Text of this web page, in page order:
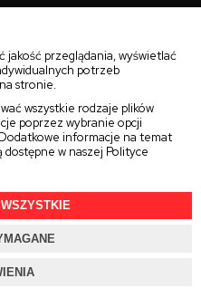
jakość przeglądania, wyświetlać
potrzeb
stronie.
wszystkie rodzaje plików
poprzez wybranie opcji
informacje na temat
w naszej Polityce
Rajsoczewek.pl